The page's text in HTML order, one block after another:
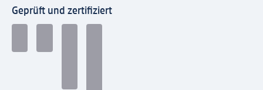
Geprüft und zertifiziert